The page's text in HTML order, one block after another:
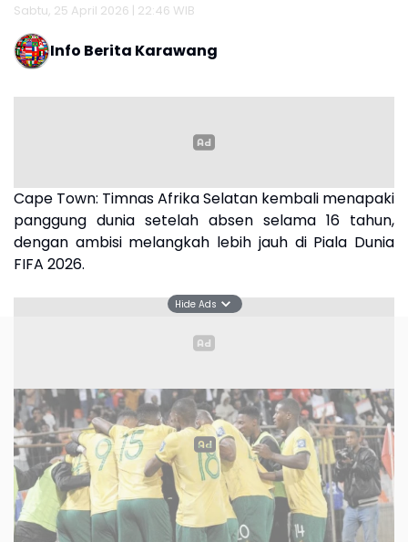
Sabtu, 25 April 2026 | 22:46 WIB
Info Berita Karawang
Cape Town: Timnas Afrika Selatan kembali menapaki
panggung dunia setelah absen selama 16 tahun,
dengan ambisi melangkah lebih jauh di Piala Dunia
FIFA 2026.
Hide Ads